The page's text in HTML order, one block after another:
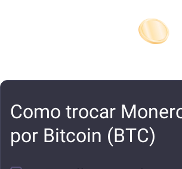
Como trocar
por Bitcoin (BTC)